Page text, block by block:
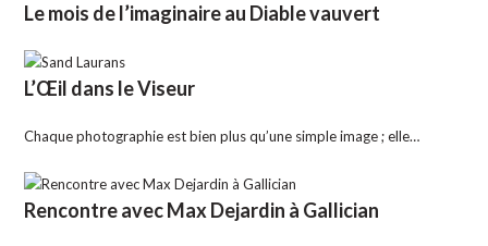
Le mois de l’imaginaire au Diable vauvert
L’Œil dans le Viseur
Chaque photographie est bien plus qu’une simple image ; elle…
Rencontre avec Max Dejardin à Gallician